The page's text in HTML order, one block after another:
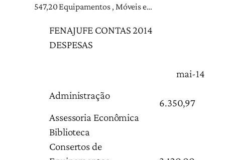
547,20 Equipamentos , Móveis e…
FENAJUFE CONTAS 2014
DESPESAS
mai-14
Administração
6.350,97
Assessoria Econômica
Biblioteca
Consertos de